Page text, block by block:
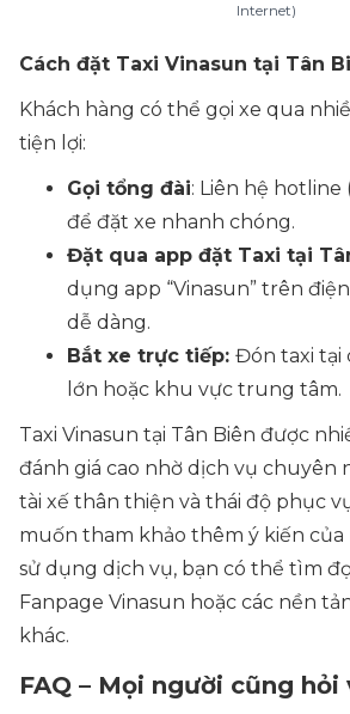
Internet)
Cách đặt Taxi Vinasun tại Tân
Khách hàng có thể gọi xe qua
tiện lợi:
Gọi tổng đài: Liên hệ hotline
để đặt xe nhanh chóng.
Đặt qua app đặt Taxi tại
dụng app “Vinasun” trên
dễ dàng.
Bắt xe trực tiếp: Đón taxi tại
lớn hoặc khu vực trung tâm.
Taxi Vinasun tại Tân Biên được
đánh giá cao nhờ dịch vụ chuyên
tài xế thân thiện và thái độ phục
muốn tham khảo thêm ý kiến
sử dụng dịch vụ, bạn có thể tìm
Fanpage Vinasun hoặc các nền
khác.
FAQ – Mọi người cũng hỏi